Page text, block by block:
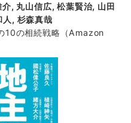
, 丸山信広, 松葉賢治, 山田
人, 杉森真哉
10の相続戦略 （Amazon